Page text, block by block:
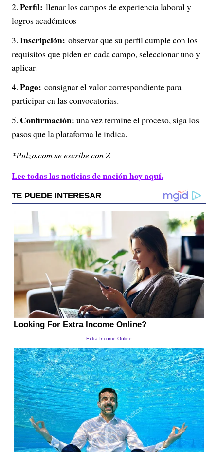
Perfil: llenar los campos de experiencia laboral y
logros académicos
Inscripción: observar que su perfil cumple con los
requisitos que piden en cada campo, seleccionar uno y
aplicar.
Pago: consignar el valor correspondiente para
participar en las convocatorias.
Confirmación: una vez termine el proceso, siga los
pasos que la plataforma le indica.
*Pulzo.com se escribe con Z
Lee todas las noticias de nación hoy aquí.